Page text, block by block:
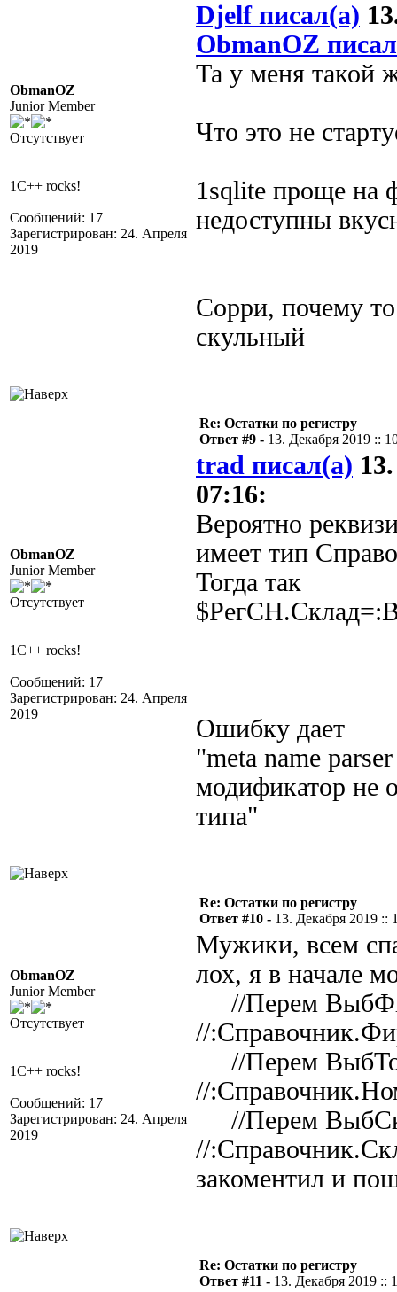
ObmanOZ
Junior Member
Отсутствует
1C++ rocks!
Сообщений: 17
Зарегистрирован: 24. Апреля
2019
Djelf писал(а)
ObmanOZ
Та у меня такой
Что это не
1sqlite проще на
недоступны
Сорри, почему
скульный
ObmanOZ
Junior Member
Отсутствует
1C++ rocks!
Сообщений: 17
Зарегистрирован: 24. Апреля
2019
Re: Остатки по регистру
Ответ #9 - 13. Декабря 2019 ::
trad писал(а)
07:16:
Вероятно
имеет тип
Тогда так
Ошибку дает
"meta name
модификатор не
типа"
ObmanOZ
Junior Member
Отсутствует
1C++ rocks!
Сообщений: 17
Зарегистрирован: 24. Апреля
2019
Re: Остатки по регистру
Ответ #10 - 13. Декабря 2019 ::
Мужики, всем
лох, я в начале
//Перем
//
//Перем
//
//Перем
//
закоментил и
Re: Остатки по регистру
Ответ #11 - 13. Декабря 2019 ::